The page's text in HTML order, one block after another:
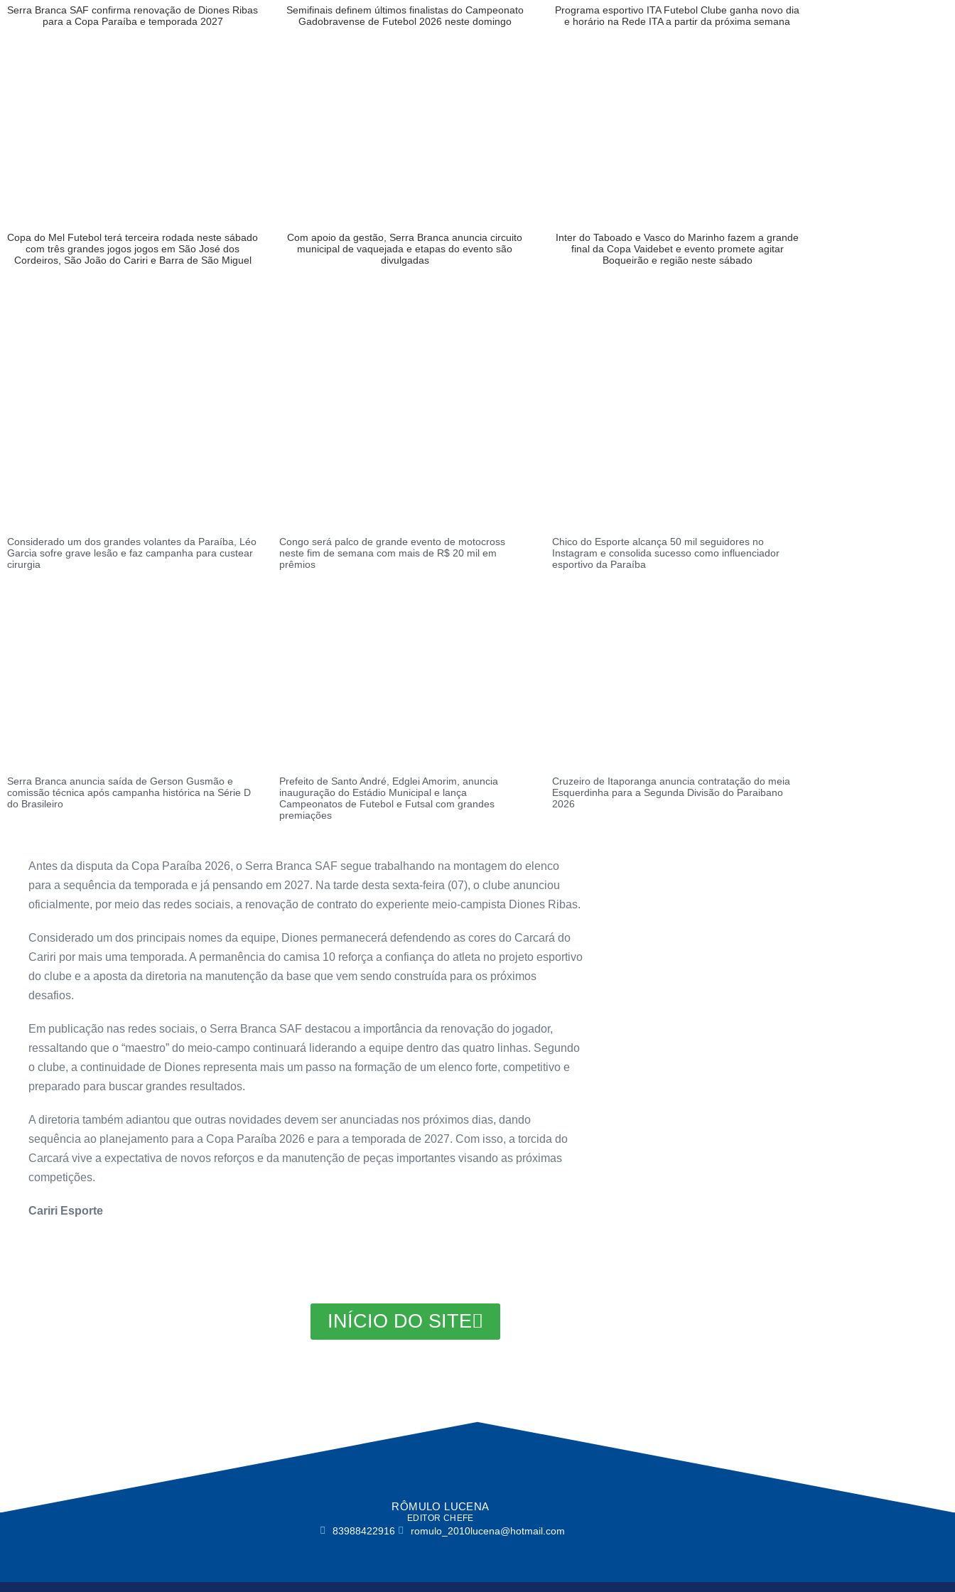
Serra Branca SAF confirma renovação de Diones Ribas
para a Copa Paraíba e temporada 2027
Semifinais definem últimos finalistas do Campeonato
Gadobravense de Futebol 2026 neste domingo
Programa esportivo ITA Futebol Clube ganha novo dia
e horário na Rede ITA a partir da próxima semana
Copa do Mel Futebol terá terceira rodada neste sábado
com três grandes jogos jogos em São José dos
Cordeiros, São João do Cariri e Barra de São Miguel
Com apoio da gestão, Serra Branca anuncia circuito
municipal de vaquejada e etapas do evento são
divulgadas
Inter do Taboado e Vasco do Marinho fazem a grande
final da Copa Vaidebet e evento promete agitar
Boqueirão e região neste sábado
Considerado um dos grandes volantes da Paraíba, Léo
Garcia sofre grave lesão e faz campanha para custear
cirurgia
Congo será palco de grande evento de motocross
neste fim de semana com mais de R$ 20 mil em
prêmios
Chico do Esporte alcança 50 mil seguidores no
Instagram e consolida sucesso como influenciador
esportivo da Paraíba
Serra Branca anuncia saída de Gerson Gusmão e
comissão técnica após campanha histórica na Série D
do Brasileiro
Prefeito de Santo André, Edglei Amorim, anuncia
inauguração do Estádio Municipal e lança
Campeonatos de Futebol e Futsal com grandes
premiações
Cruzeiro de Itaporanga anuncia contratação do meia
Esquerdinha para a Segunda Divisão do Paraibano
2026
Antes da disputa da Copa Paraíba 2026, o Serra Branca SAF segue trabalhando na montagem do elenco
para a sequência da temporada e já pensando em 2027. Na tarde desta sexta-feira (07), o clube anunciou
oficialmente, por meio das redes sociais, a renovação de contrato do experiente meio-campista Diones Ribas.
Considerado um dos principais nomes da equipe, Diones permanecerá defendendo as cores do Carcará do
Cariri por mais uma temporada. A permanência do camisa 10 reforça a confiança do atleta no projeto esportivo
do clube e a aposta da diretoria na manutenção da base que vem sendo construída para os próximos
desafios.
Em publicação nas redes sociais, o Serra Branca SAF destacou a importância da renovação do jogador,
ressaltando que o “maestro” do meio-campo continuará liderando a equipe dentro das quatro linhas. Segundo
o clube, a continuidade de Diones representa mais um passo na formação de um elenco forte, competitivo e
preparado para buscar grandes resultados.
A diretoria também adiantou que outras novidades devem ser anunciadas nos próximos dias, dando
sequência ao planejamento para a Copa Paraíba 2026 e para a temporada de 2027. Com isso, a torcida do
Carcará vive a expectativa de novos reforços e da manutenção de peças importantes visando as próximas
competições.
Cariri Esporte
INÍCIO DO SITE
RÔMULO LUCENA
EDITOR CHEFE
83988422916 romulo_2010lucena@hotmail.com